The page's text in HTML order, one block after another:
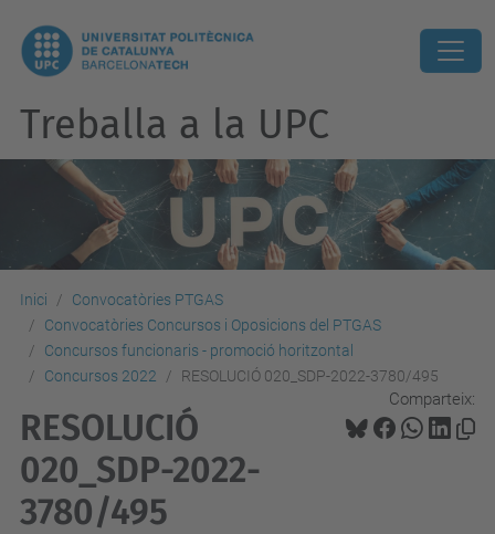
Treballa a la UPC
Inici
Convocatòries PTGAS
Convocatòries Concursos i Oposicions del PTGAS
Concursos funcionaris - promoció horitzontal
Concursos 2022
RESOLUCIÓ 020_SDP-2022-3780/495
Comparteix:
RESOLUCIÓ
020_SDP-2022-
3780/495